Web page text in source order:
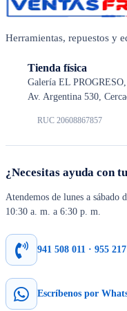
Herramientas, repuestos y
Tienda física
Galería EL
Av. Argentina 530,
RUC 20608867857
¿Necesitas ayuda con
Atendemos de lunes a sábado
10:30 a. m. a 6:30 p. m.
941 508 011 · 955
Escríbenos por